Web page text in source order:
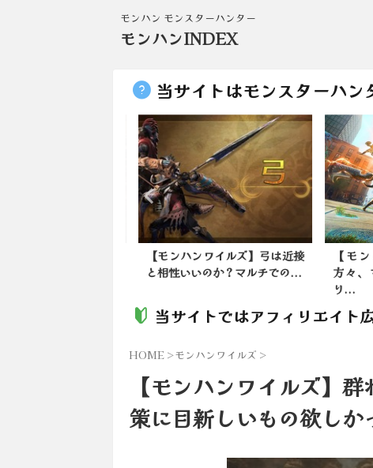
モンハン モンスターハンター
モンハンINDEX
当サイトはモンスターハン
【モンハンワイルズ】弓は近接
と相性いいのか？マルチでの...
【モ
方々、
り...
当サイトではアフィリエイト
HOME >モンハンワイルズ >
【モンハンワイルズ】
策に目新しいもの欲しか